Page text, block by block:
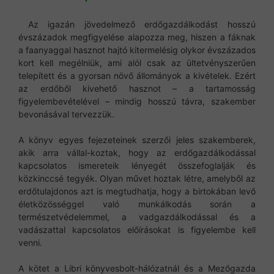
Az igazán jövedelmező erdőgazdálkodást hosszú
évszázadok megfigyelése alapozza meg, hiszen a fáknak
a faanyaggal hasznot hajtó kitermelésig olykor évszázados
kort kell megélniük, ami alól csak az ültetvényszerűen
telepített és a gyorsan növő állományok a kivételek. Ezért
az erdőből kivehető hasznot – a tartamosság
figyelembevételével – mindig hosszú távra, szakember
bevonásával tervezzük.
A könyv egyes fejezeteinek szerzői jeles szakemberek,
akik arra vállal-koztak, hogy az erdőgazdálkodással
kapcsolatos ismereteik lényegét összefoglalják és
közkinccsé tegyék. Olyan művet hoztak létre, amelyből az
erdőtulajdonos azt is megtudhatja, hogy a birtokában levő
életközösséggel való munkálkodás során a
természetvédelemmel, a vadgazdálkodással és a
vadászattal kapcsolatos előírásokat is figyelembe kell
venni.
A kötet a Libri könyvesbolt-hálózatnál és a Mezőgazda